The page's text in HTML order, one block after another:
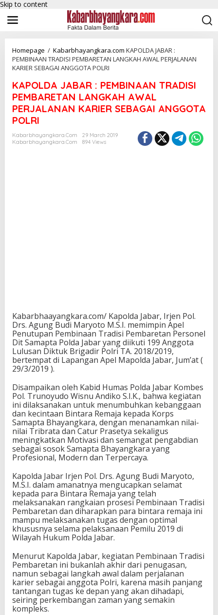
Skip to content
Homepage / Kabarbhayangkara.com KAPOLDA JABAR :
PEMBINAAN TRADISI PEMBARETAN LANGKAH AWAL PERJALANAN
KARIER SEBAGAI ANGGOTA POLRI
KAPOLDA JABAR : PEMBINAAN TRADISI
PEMBARETAN LANGKAH AWAL
PERJALANAN KARIER SEBAGAI ANGGOTA
POLRI
Kabarbhayangkara.com
29 March 2019
Kabarbhayangkara.com
894 Views
Kabarbhaayangkara.com/ Kapolda Jabar, Irjen Pol.
Drs. Agung Budi Maryoto M.S.I. memimpin Apel
Penutupan Pembinaan Tradisi Pembaretan Personel
Dit Samapta Polda Jabar yang diikuti 199 Anggota
Lulusan Diktuk Brigadir Polri TA. 2018/2019,
bertempat di Lapangan Apel Mapolda Jabar, Jum’at (
29/3/2019 ).
Disampaikan oleh Kabid Humas Polda Jabar Kombes
Pol. Trunoyudo Wisnu Andiko S.I.K., bahwa kegiatan
ini dilaksanakan untuk menumbuhkan kebanggaan
dan kecintaan Bintara Remaja kepada Korps
Samapta Bhayangkara, dengan menanamkan nilai-
nilai Tribrata dan Catur Prasetya sekaligus
meningkatkan Motivasi dan semangat pengabdian
sebagai sosok Samapta Bhayangkara yang
Profesional, Modern dan Terpercaya.
Kapolda Jabar Irjen Pol. Drs. Agung Budi Maryoto,
M.S.I. dalam amanatnya mengucapkan selamat
kepada para Bintara Remaja yang telah
melaksanakan rangkaian prosesi Pembinaan Tradisi
Pembaretan dan diharapkan para bintara remaja ini
mampu melaksanakan tugas dengan optimal
khususnya selama pelaksanaan Pemilu 2019 di
Wilayah Hukum Polda Jabar.
Menurut Kapolda Jabar, kegiatan Pembinaan Tradisi
Pembaretan ini bukanlah akhir dari penugasan,
namun sebagai langkah awal dalam perjalanan
karier sebagai anggota Polri, karena masih panjang
tantangan tugas ke depan yang akan dihadapi,
seiring perkembangan zaman yang semakin
kompleks.